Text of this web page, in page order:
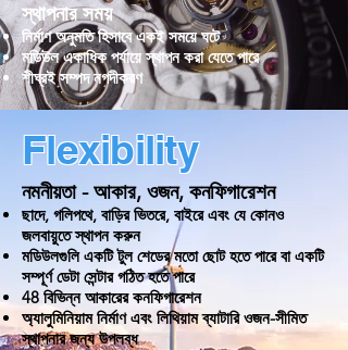
স্থাপনার সময়
নির্মাণ অনুমতি হিসাবে একই সময়ে ঘটে
মডিউল একাধিক পর্যায়ে স্থাপন করা যেতে পারে
শীঘ্রই সম্পদ নগদীকরণ
Flexibility
নমনীয়তা - আকার, ওজন, কনফিগারেশন
ছাদে, গলিপথে, বাড়ির ভিতরে, বাইরে এবং যে কোনও
জলবায়ুতে স্থাপন করুন
মডিউলগুলি একটি টুল শেডের মতো ছোট হতে পারে বা একটি
সম্পূর্ণ ডেটা সেন্টার গঠিত হতে পারে
48 বিভিন্ন আকারের কনফিগারেশন
অ্যালুমিনিয়াম নির্মাণ এবং লিথিয়াম ব্যাটারি ওজন-সীমিত
স্থাপনার জন্য উপলব্ধ